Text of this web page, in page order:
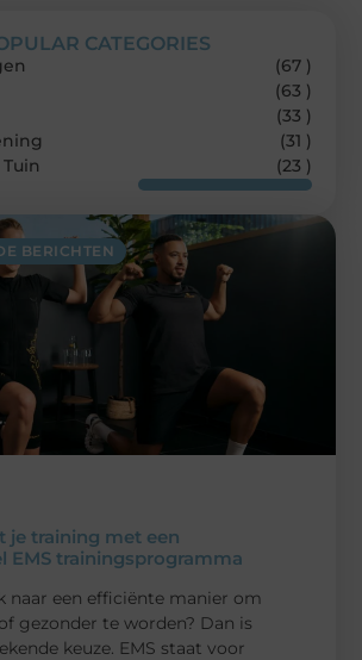
BERICHTEN
je training met een
EMS trainingsprogramma
naar een efficiënte manier om
gezonder te worden? Dan is
keuze. EMS staat voor
CATEGORIES
(67 )
(63 )
(33 )
(31 )
(23 )